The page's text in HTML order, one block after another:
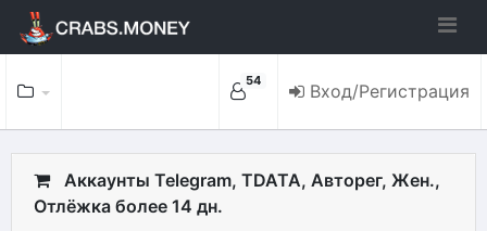
54 Вход/Регистрация
Аккаунты Telegram, TDATA, Авторег, Жен.,
Отлёжка более 14 дн.